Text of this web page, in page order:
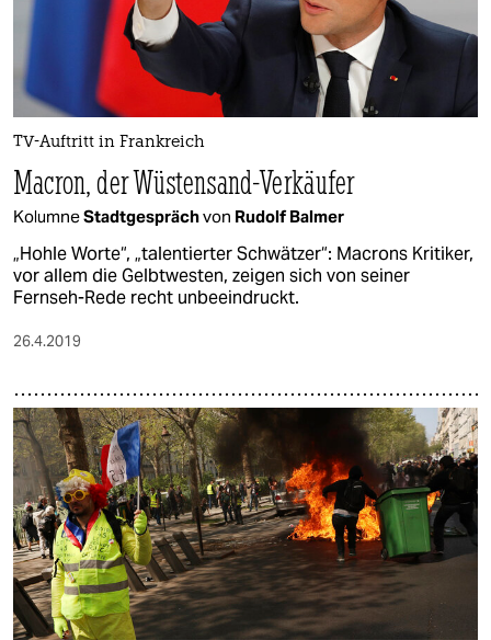
TV-Auftritt in Frankreich
Macron, der Wüstensand-Verkäufer
KolumneStadtgesprächvon Rudolf Balmer
„Hohle Worte“, „talentierter Schwätzer“: Macrons Kritiker,
vor allem die Gelbtwesten, zeigen sich von seiner
Fernseh-Rede recht unbeeindruckt.
26.4.2019